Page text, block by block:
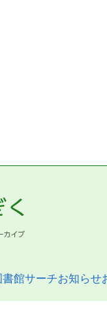
館サーチお知らせ